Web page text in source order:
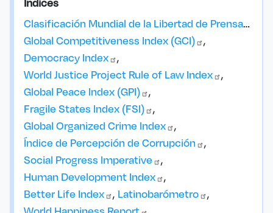
Clasificación Mundial de la Libertad de Prensa
Global Competitiveness Index(GCI)
DemocracyIndex
World Justice Project Rule of LawIndex
Global Peace Index(GPI)
Fragile States Index(FSI)
Global Organized Crime Index
Índice de Percepción deCorrupción
Social ProgressImperative
Human DevelopmentIndex
Better Life Index
Latinobarómetro